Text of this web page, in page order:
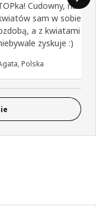
Cudowny, nawet
sam w sobie
a z kwiatami -
zyskuje :)
Polska